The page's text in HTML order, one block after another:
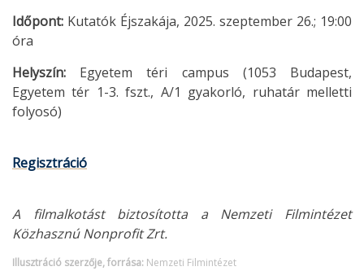
Időpont: Kutatók Éjszakája, 2025. szeptember 26.; 19:00
óra
Helyszín: Egyetem téri campus (1053 Budapest,
Egyetem tér 1-3. fszt., A/1 gyakorló, ruhatár melletti
folyosó)
Regisztráció
A filmalkotást biztosította a Nemzeti Filmintézet
Közhasznú Nonprofit Zrt.
Illusztráció szerzője, forrása: Nemzeti Filmintézet